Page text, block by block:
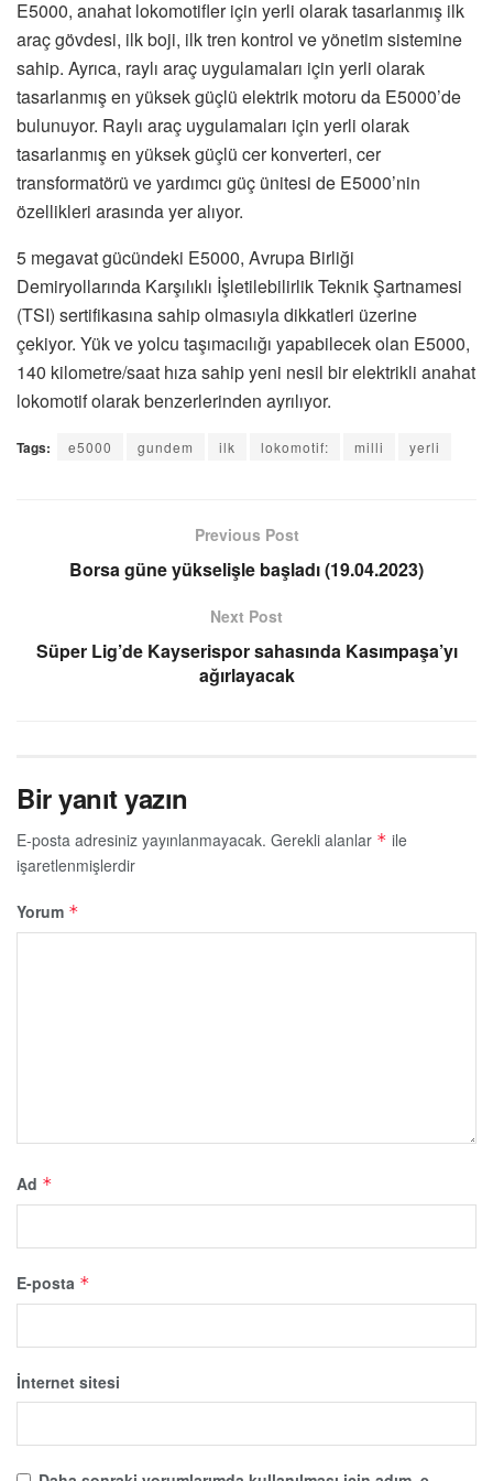
E5000, anahat lokomotifler için yerli olarak tasarlanmış ilk
araç gövdesi, ilk boji, ilk tren kontrol ve yönetim sistemine
sahip. Ayrıca, raylı araç uygulamaları için yerli olarak
tasarlanmış en yüksek güçlü elektrik motoru da E5000’de
bulunuyor. Raylı araç uygulamaları için yerli olarak
tasarlanmış en yüksek güçlü cer konverteri, cer
transformatörü ve yardımcı güç ünitesi de E5000’nin
özellikleri arasında yer alıyor.
5 megavat gücündeki E5000, Avrupa Birliği
Demiryollarında Karşılıklı İşletilebilirlik Teknik Şartnamesi
(TSI) sertifikasına sahip olmasıyla dikkatleri üzerine
çekiyor. Yük ve yolcu taşımacılığı yapabilecek olan E5000,
140 kilometre/saat hıza sahip yeni nesil bir elektrikli anahat
lokomotif olarak benzerlerinden ayrılıyor.
Tags: e5000 gundem ilk lokomotif: milli yerli
Previous Post
Borsa güne yükselişle başladı (19.04.2023)
Next Post
Süper Lig’de Kayserispor sahasında Kasımpaşa’yı
ağırlayacak
Bir yanıt yazın
E-posta adresiniz yayınlanmayacak. Gerekli alanlar * ile
işaretlenmişlerdir
Yorum *
Ad *
E-posta *
İnternet sitesi